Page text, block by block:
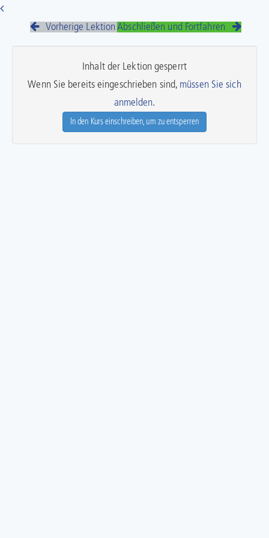
Vorherige Lektion Abschließen und Fortfahren
Inhalt der Lektion gesperrt
Wenn Sie bereits eingeschrieben sind, müssen Sie sich
anmelden.
In den Kurs einschreiben, um zu entsperren